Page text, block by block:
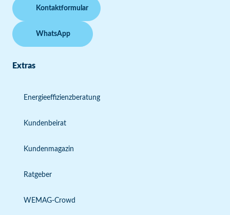
Kontaktformular
WhatsApp
Extras
Energieeffizienzberatung
Kundenbeirat
Kundenmagazin
Ratgeber
WEMAG-Crowd